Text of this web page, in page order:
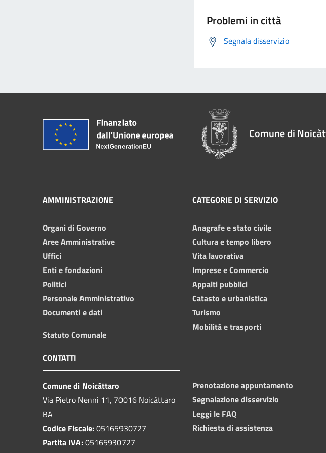
Problemi in città
Segnala disservizio
Comune di
AMMINISTRAZIONE
Organi di Governo
Aree Amministrative
Uffici
Enti e fondazioni
Politici
Personale Amministrativo
Documenti e dati
Statuto Comunale
CATEGORIE DI SERVIZIO
Anagrafe e stato civile
Cultura e tempo libero
Vita lavorativa
Imprese e Commercio
Appalti pubblici
Catasto e urbanistica
Turismo
Mobilità e trasporti
CONTATTI
Comune di Noicàttaro
Via Pietro Nenni 11, 70016 Noicàttaro
BA
Codice Fiscale:05165930727
Partita IVA:05165930727
Prenotazione appuntamento
Segnalazione disservizio
Leggi le FAQ
Richiesta di assistenza